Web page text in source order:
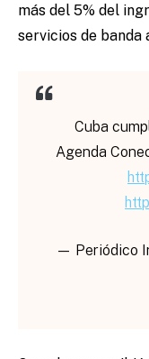
más del 5% del
servicios de banda
Cuba
Agenda
— Periódico